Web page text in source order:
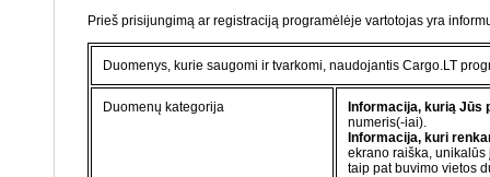
Prieš prisijungimą ar registraciją programėlėje vartotojas yra
Duomenys, kurie saugomi ir tvarkomi, naudojantis Cargo.LT
Duomenų kategorija
Informacija, kurią
numeris(-iai).
Informacija, kuri
ekrano raiška,
taip pat buvimo vietos